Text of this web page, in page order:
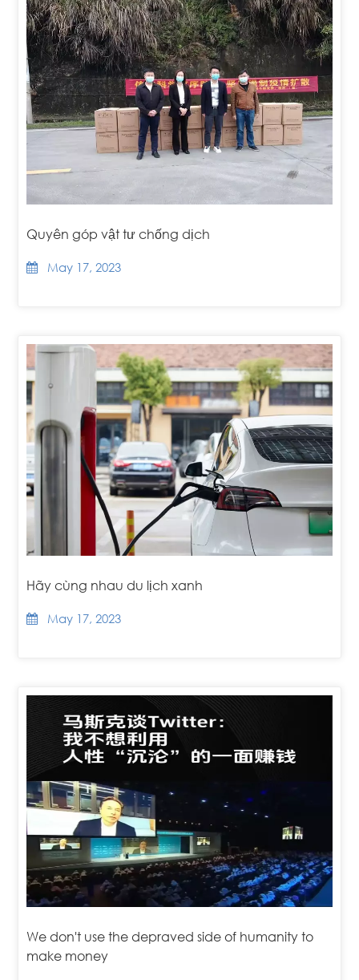
Quyên góp vật tư chống dịch
May 17, 2023
Hãy cùng nhau du lịch xanh
May 17, 2023
We don't use the depraved side of humanity to
make money